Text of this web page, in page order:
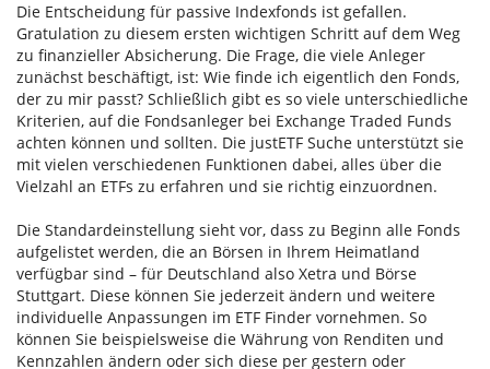
Die Entscheidung für passive Indexfonds ist gefallen.
Gratulation zu diesem ersten wichtigen Schritt auf dem Weg
zu finanzieller Absicherung. Die Frage, die viele Anleger
zunächst beschäftigt, ist: Wie finde ich eigentlich den Fonds,
der zu mir passt? Schließlich gibt es so viele unterschiedliche
Kriterien, auf die Fondsanleger bei Exchange Traded Funds
achten können und sollten. Die justETF Suche unterstützt sie
mit vielen verschiedenen Funktionen dabei, alles über die
Vielzahl an ETFs zu erfahren und sie richtig einzuordnen.
Die Standardeinstellung sieht vor, dass zu Beginn alle Fonds
aufgelistet werden, die an Börsen in Ihrem Heimatland
verfügbar sind – für Deutschland also Xetra und Börse
Stuttgart. Diese können Sie jederzeit ändern und weitere
individuelle Anpassungen im ETF Finder vornehmen. So
können Sie beispielsweise die Währung von Renditen und
Kennzahlen ändern oder sich diese per gestern oder